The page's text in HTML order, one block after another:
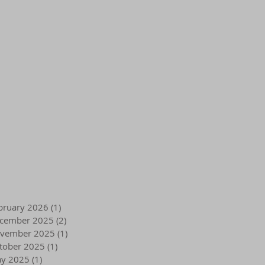
2026 (1)
2025 (2)
2025 (1)
2025 (1)
2025 (1)